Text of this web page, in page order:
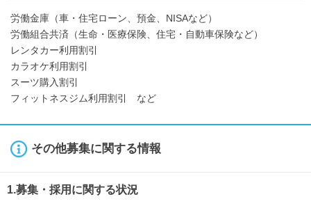
労働金庫（車・住宅ローン、預金、NISAなど）
労働組合共済（生命・医療保険、住宅・自動車保険など）
レンタカー利用割引
カラオケ利用割引
スーツ購入割引
フィットネスジム利用割引 など
その他募集に関する情報
1.募集・採用に関する状況